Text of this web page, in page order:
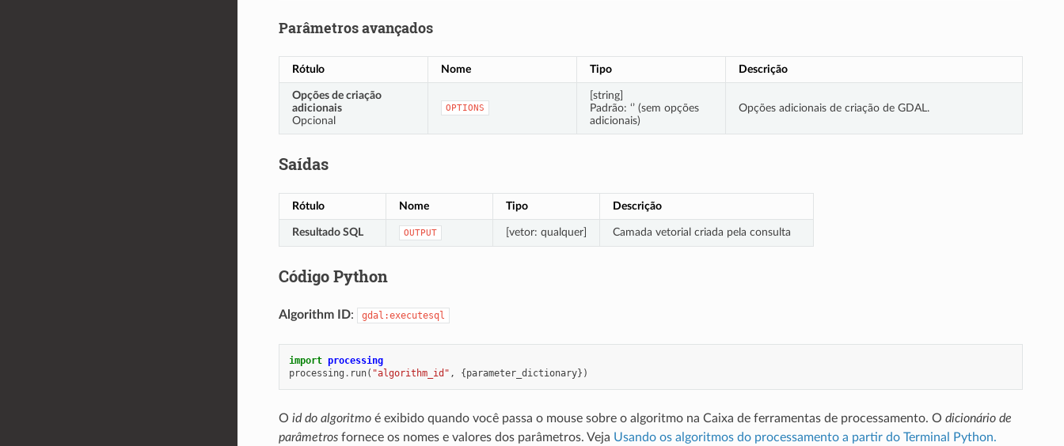
Parâmetros avançados
Rótulo Nome Tipo Descrição
Opções de criação
adicionais
Opcional
OPTIONS
[string]
Padrão: ‘’ (sem opções
adicionais)
Opções adicionais de criação de GDAL.
Saídas
Rótulo Nome Tipo Descrição
Resultado SQL OUTPUT [vetor: qualquer] Camada vetorial criada pela consulta
Código Python
Algorithm ID: gdal:executesql
import processing
processing . run( "algorithm_id" , { parameter_dictionary})
O id do algoritmoé exibido quando você passa o mouse sobre o algoritmo na Caixa de ferramentas de processamento. O dicionário de
parâmetrosfornece os nomes e valores dos parâmetros. Veja Usando os algoritmos do processamento a partir do Terminal Python.